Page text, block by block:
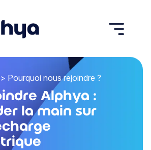
> Pourquoi nous rejoindre ?
Alphya :
la main sur